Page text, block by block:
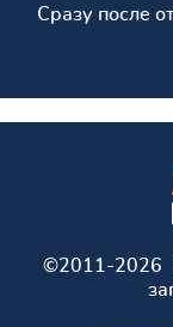
Сразу после
©2011-2026